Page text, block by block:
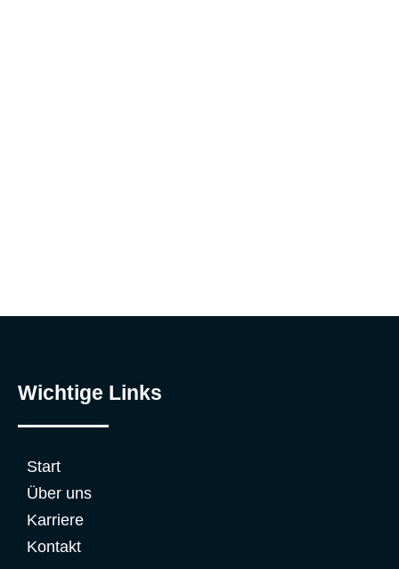
Wichtige Links
Start
Über uns
Karriere
Kontakt